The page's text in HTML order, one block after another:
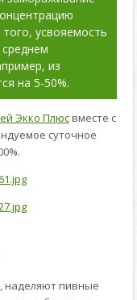
усвояемость
из
на 5-50%.
Экко Плюсвместе с
суточное
наделяют пивные